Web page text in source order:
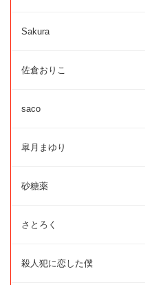
Sakura
佐倉おりこ
saco
皐月まゆり
砂糖薬
さとろく
殺人犯に恋した僕